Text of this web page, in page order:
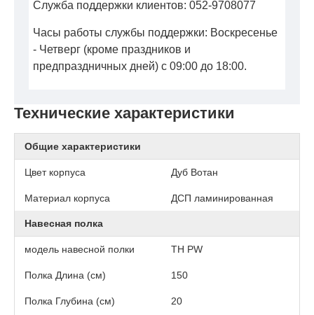
Технические характеристики
Общие характеристики
Цвет корпуса Дуб Вотан
Материал корпуса ДСП ламинированная
Навесная полка
модель навесной полки TH PW
Полка Длина (см) 150
Полка Глубина (см) 20
Служба поддержки клиентов: 052-9708077
Часы работы службы поддержки: Воскресенье
- Четверг (кроме праздников и
предпраздничных дней) с 09:00 до 18:00.